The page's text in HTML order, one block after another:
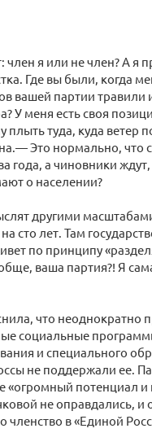
член я или не член? А я
Где вы были, когда
вашей партии травили
У меня есть своя
плыть туда, куда ветер
Это нормально, что
года, а чиновники
о населении?
другими
сто лет. Там
по принципу
ваша партия?! Я
что неоднократно
социальные
и специального
не поддержали ее.
«огромный потенциал и
не оправдались, и
членство в «Единой